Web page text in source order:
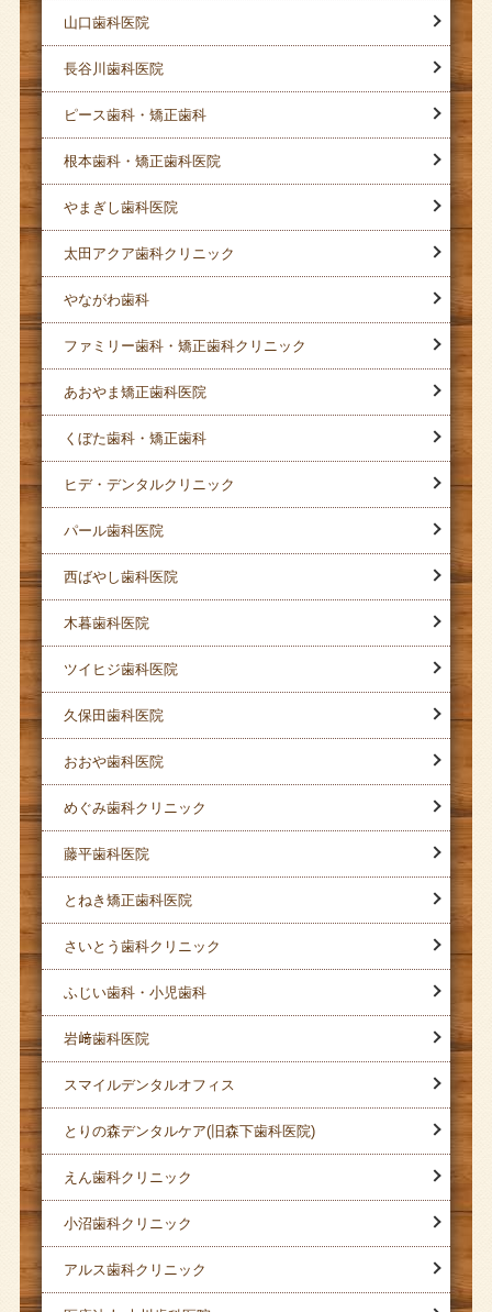
山口歯科医院
長谷川歯科医院
ピース歯科・矯正歯科
根本歯科・矯正歯科医院
やまぎし歯科医院
太田アクア歯科クリニック
やながわ歯科
ファミリー歯科・矯正歯科クリニック
あおやま矯正歯科医院
くぼた歯科・矯正歯科
ヒデ・デンタルクリニック
パール歯科医院
西ばやし歯科医院
木暮歯科医院
ツイヒジ歯科医院
久保田歯科医院
おおや歯科医院
めぐみ歯科クリニック
藤平歯科医院
とねき矯正歯科医院
さいとう歯科クリニック
ふじい歯科・小児歯科
岩﨑歯科医院
スマイルデンタルオフィス
とりの森デンタルケア(旧森下歯科医院)
えん歯科クリニック
小沼歯科クリニック
アルス歯科クリニック